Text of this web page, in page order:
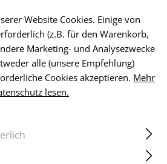
TASCHEN MAGAZINTASCHEN
SINGLE MAG
Website Cookies. Einige von
(z.B. für den Warenkorb,
Marketing- und Analysezwecke
alle (unsere Empfehlung)
Cookies akzeptieren. Mehr
lesen.